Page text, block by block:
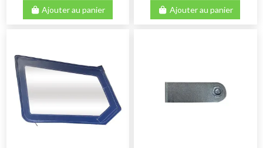
Ajouter au panier Ajouter au panier